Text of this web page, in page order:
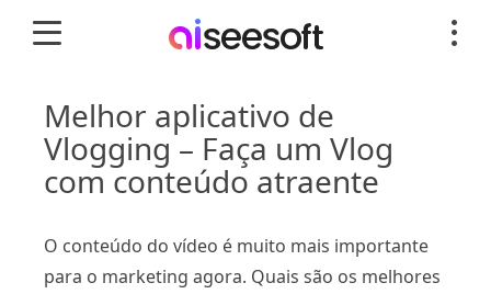
Melhor aplicativo de
Vlogging – Faça um Vlog
com conteúdo atraente
O conteúdo do vídeo é muito mais importante
para o marketing agora. Quais são os melhores